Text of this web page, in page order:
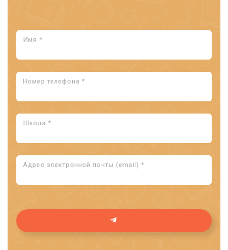
Имя *
Номер телефона *
Школа *
Адрес электронной почты (email) *